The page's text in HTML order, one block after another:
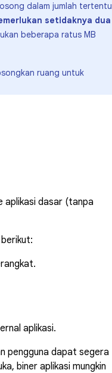
dalam jumlah tertentu
setidaknya dua
beberapa ratus MB
ruang untuk
aplikasi dasar (tanpa
aplikasi.
pengguna dapat segera
biner aplikasi mungkin